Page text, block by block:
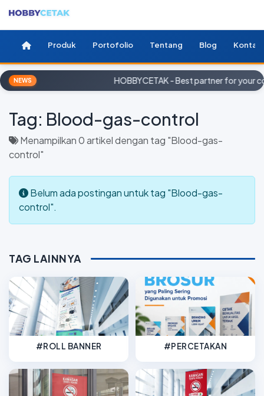
Produk Portofolio Tentang Blog Kontak
NEWS HOBBYCETAK - Best partner for your
Tag: Blood-gas-control
Menampilkan 0 artikel dengan tag "Blood-gas-
control"
Belum ada postingan untuk tag "Blood-gas-
control".
TAG LAINNYA
#ROLL BANNER #PERCETAKAN